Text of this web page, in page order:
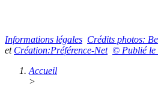
Informations légales Crédits photos:
et Création:Préférence-Net © Publié le
Accueil
>